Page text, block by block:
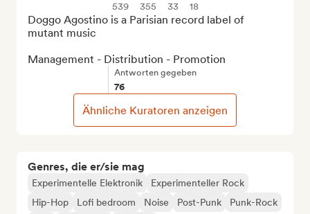
Genres, die er/sie mag
Experimentelle Elektronik
Experimenteller Rock
Hip-Hop
Lofi bedroom Noise Post-Punk
Punk-Rock
539 355 33 18
Doggo Agostino is a Parisian record label of
mutant music
Management - Distribution - Promotion
Antworten gegeben
76
Ähnliche Kuratoren anzeigen